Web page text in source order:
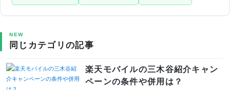
NEW
同じカテゴリの記事
楽天モバイルの三木谷紹介キャン
ペーンの条件や併用は？